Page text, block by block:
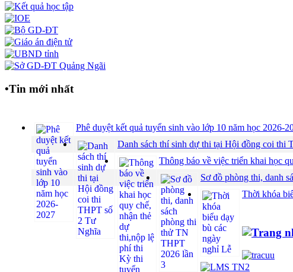
•Tin mới nhất
Phê duyệt kết quả tuyển sinh vào lớp 10 năm học 2026-
Danh sách thí sinh dự thi tại Hội đồng coi thi
Thông báo về việc triển khai học
Sơ đồ phòng thi, danh
Thời khóa